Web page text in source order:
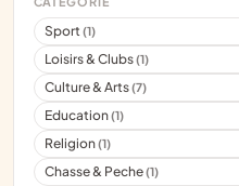
Sport(1)
Loisirs & Clubs(1)
Culture & Arts(7)
Education(1)
Religion(1)
Chasse & Peche(1)